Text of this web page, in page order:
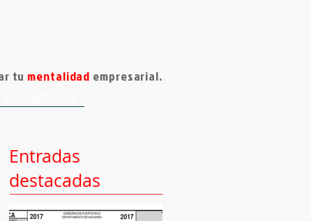
tu mentalidad empresarial.
Entradas
destacadas